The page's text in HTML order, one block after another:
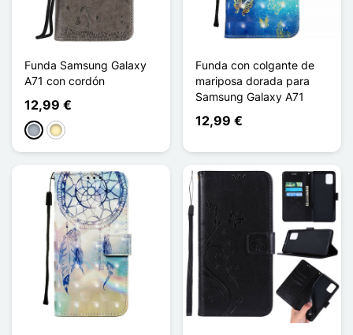
Funda Samsung Galaxy
A71 con cordón
12,99 €
Gris Oro
Funda con colgante de
mariposa dorada para
Samsung Galaxy A71
12,99 €